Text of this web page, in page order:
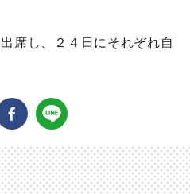
席し、２４日にそれぞれ自